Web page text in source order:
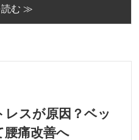
読む ≫
スが原因？ベッ
腰痛改善へ